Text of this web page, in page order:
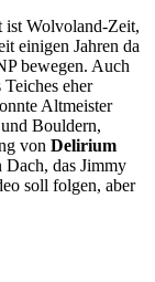
ist Wolvoland-Zeit,
einigen Jahren da
bewegen. Auch
eher
Altmeister
Bouldern,
von Delirium
Dach, das Jimmy
soll folgen, aber